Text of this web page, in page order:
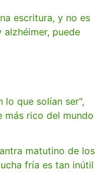
escritura, y no es
puede
lo que solían ser",
más rico del mundo
matutino de los
fría es tan inútil